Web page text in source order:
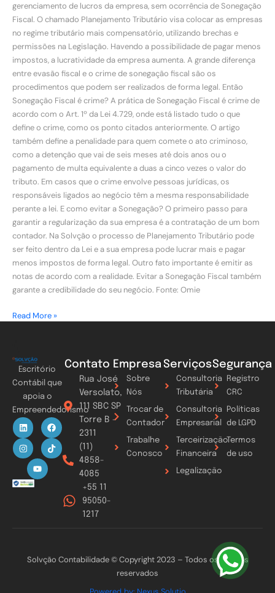
gerenciamento de lucros da empresa, sem ocorrência de Sonegação
Fiscal. O chamado Planejamento Tributário visa colocar as empresas
no regime tributário mais compensatório, utilizando brechas e
permissões na Legislação. Havendo a possibilidade de pagar menos
impostos, a lucratividade da empresa aumenta. A grande diferença
entre evasão fiscal e o crime de sonegação fiscal são os
procedimentos que podem ser realizados de forma legal. Então
Sonegação Fiscal é crime? A prática de Sonegação Fiscal é crime de
acordo com o Art. 1º da Lei 4.729, onde está listado tudo o que
define o crime, como os ponto citados anteriormente. O artigo
também define a penalidade para quem comete o ato criminoso,
como a detenção que vai de seis meses até dois anos ou o
pagamento de multa equivalente a duas a cinco vezes o valor do
tributo. Em casos que o crime envolve pessoas jurídicas, os
responsáveis ligados ao negócio têm a mesma responsabilidade
perante a lei. E como evitar a Sonegação? O primeiro passo para
garantir a regularização da sua empresa é a contratação de um bom
contador. Na Solvção o processo de Planejamento Tributário pode
ser feito dentro da Lei e a sua empresa pode lucrar mais e pagar
menos impostos de forma legal. Outro fato importante é emitir as
notas de acordo com a realidade. Evitar a Sonegação Fiscal também
garante a credibilidade do seu negócio. Fonte: Omie
Read More »
Escritório
Contábil que
apoia o
Empreendedorismo
L
i
n
k
e
d
n
F
a
c
e
b
I
n
s
t
a
a
m
T
i
k
t
o
o
u
b
e
Contato
Rua José
Versolato,
111 SBC SP
Torre B -
2311
(11)
4858-
4085
+55 11
95050-
1217
Empresa
Sobre
Nós
Trocar de
Contador
Trabalhe
Conosco
Serviços
Consultoria
Tributária
Consultoria
Empresarial
Terceirização
Financeira
Legalização
Segurança
Registro
CRC
Políticas
de LGPD
Termos
de uso
Solvção Contabilidade © Copyright 2023 – Todos os direitos
reservados